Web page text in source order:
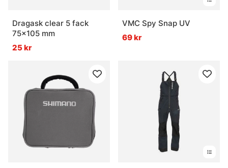
Dragask clear 5 fack
75x105 mm
25 kr
VMC Spy Snap UV
69 kr